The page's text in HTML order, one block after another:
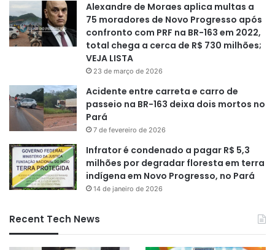
Alexandre de Moraes aplica multas a
75 moradores de Novo Progresso após
confronto com PRF na BR-163 em 2022,
total chega a cerca de R$ 730 milhões;
VEJA LISTA
23 de março de 2026
Acidente entre carreta e carro de
passeio na BR-163 deixa dois mortos no
Pará
7 de fevereiro de 2026
Infrator é condenado a pagar R$ 5,3
milhões por degradar floresta em terra
indígena em Novo Progresso, no Pará
14 de janeiro de 2026
Recent Tech News